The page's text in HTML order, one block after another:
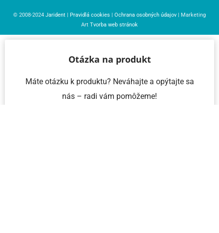
© 2008-2024 Jarident Pravidlá cookies Ochrana osobných údajov | Marketing
Art Tvorba web stránok
Otázka na produkt
Máte otázku k produktu? Neváhajte a opýtajte sa
nás – radi vám pomôžeme!